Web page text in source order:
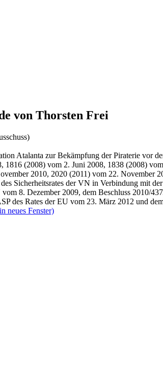
von Thorsten Frei
Atalanta zur Bekämpfung der Piraterie vor
(2008) vom 2. Juni 2008, 1838 (2008)
2010, 2020 (2011) vom 22. November
Sicherheitsrates der VN in Verbindung mit
8. Dezember 2009, dem Beschluss 2010/
des Rates der EU vom 23. März 2012 und
neues Fenster)